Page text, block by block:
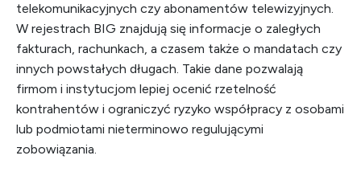
telekomunikacyjnych czy abonamentów telewizyjnych.
W rejestrach BIG znajdują się informacje o zaległych
fakturach, rachunkach, a czasem także o mandatach czy
innych powstałych długach. Takie dane pozwalają
firmom i instytucjom lepiej ocenić rzetelność
kontrahentów i ograniczyć ryzyko współpracy z osobami
lub podmiotami nieterminowo regulującymi
zobowiązania.